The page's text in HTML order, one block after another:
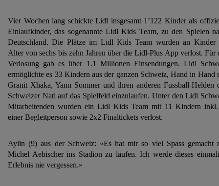
Vier Wochen lang schickte Lidl insgesamt 1’122 Kinder als
Einlaufkinder, das sogenannte Lidl Kids Team, zu den Spielen
Deutschland. Die Plätze im Lidl Kids Team wurden an Kinder
Alter von sechs bis zehn Jahren über die Lidl-Plus App verlost. Für
Verlosung gab es über 1.1 Millionen Einsendungen. Lidl
ermöglichte es 33 Kindern aus der ganzen Schweiz, Hand in Hand
Granit Xhaka, Yann Sommer und ihren anderen Fussball-Helden
Schweizer Nati auf das Spielfeld einzulaufen. Unter den Lidl
Mitarbeitenden wurden ein Lidl Kids Team mit 11 Kindern
einer Begleitperson sowie 2x2 Finaltickets verlost.
Aylin (9) aus der Schweiz: «Es hat mir so viel Spass gemacht
Michel Aebischer ins Stadion zu laufen. Ich werde dieses
Erlebnis nie vergessen.»